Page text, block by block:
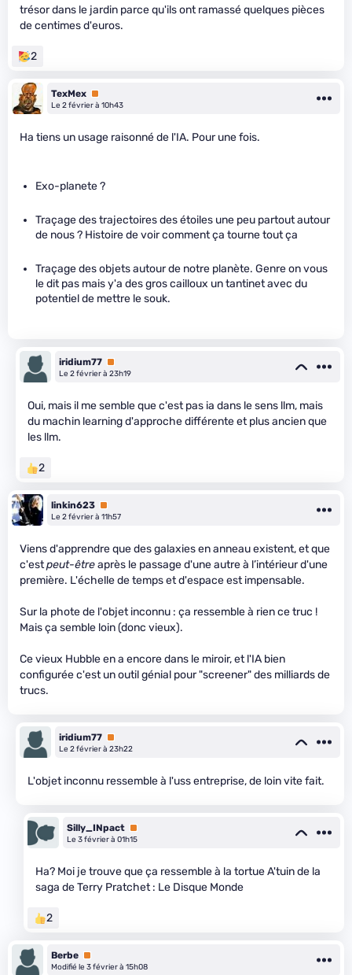
trésor dans le jardin parce qu'ils ont ramassé quelques pièces
de centimes d'euros.
2
TexMex Premium
Le 2 février à 10h43
Ha tiens un usage raisonné de l'IA. Pour une fois.
Exo-planete ?
Traçage des trajectoires des étoiles une peu partout autour
de nous ? Histoire de voir comment ça tourne tout ça
Traçage des objets autour de notre planète. Genre on vous
le dit pas mais y'a des gros cailloux un tantinet avec du
potentiel de mettre le souk.
iridium77 Premium
Le 2 février à 23h19
Oui, mais il me semble que c'est pas ia dans le sens llm, mais
du machin learning d'approche différente et plus ancien que
les llm.
2
linkin623 Premium
Le 2 février à 11h57
Viens d'apprendre que des galaxies en anneau existent, et que
c'estpeut-êtreaprès le passage d'une autre à l’intérieur d'une
première. L'échelle de temps et d'espace est impensable.
Sur la phote de l'objet inconnu : ça ressemble à rien ce truc !
Mais ça semble loin (donc vieux).
Ce vieux Hubble en a encore dans le miroir, et l'IA bien
configurée c'est un outil génial pour "screener" des milliards de
trucs.
iridium77 Premium
Le 2 février à 23h22
L'objet inconnu ressemble à l'uss entreprise, de loin vite fait.
Silly_INpact Premium
Le 3 février à 01h15
Ha? Moi je trouve que ça ressemble à la tortue A'tuin de la
saga de Terry Pratchet : Le Disque Monde
2
Berbe Premium
Modifié le 3 février à 15h08